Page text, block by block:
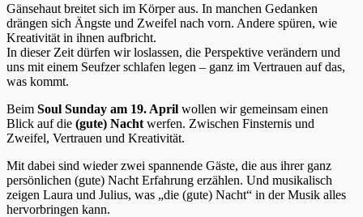
Gänsehaut breitet sich im Körper aus. In manchen Gedanken
drängen sich Ängste und Zweifel nach vorn. Andere spüren, wie
Kreativität in ihnen aufbricht.
In dieser Zeit dürfen wir loslassen, die Perspektive verändern und
uns mit einem Seufzer schlafen legen – ganz im Vertrauen auf das,
was kommt.
Beim Soul Sunday am 19. April wollen wir gemeinsam einen
Blick auf die (gute) Nacht werfen. Zwischen Finsternis und
Zweifel, Vertrauen und Kreativität.
Mit dabei sind wieder zwei spannende Gäste, die aus ihrer ganz
persönlichen (gute) Nacht Erfahrung erzählen. Und musikalisch
zeigen Laura und Julius, was „die (gute) Nacht“ in der Musik alles
hervorbringen kann.